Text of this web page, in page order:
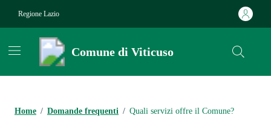
Regione Lazio
Comune di Viticuso
Home / Domande frequenti / Quali servizi offre il Comune?